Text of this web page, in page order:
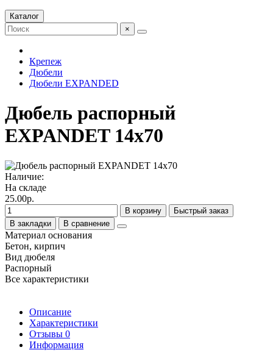
Каталог
×
Крепеж
Дюбели
Дюбели EXPANDED
Дюбель распорный
EXPANDET 14х70
Наличие:
На складе
25.00р.
В корзину
Быстрый заказ
В закладки
В сравнение
Материал основания
Бетон, кирпич
Вид дюбеля
Распорный
Все характеристики
Описание
Характеристики
Отзывы 0
Информация